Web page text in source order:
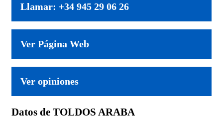
Llamar: +34 945 29 06 26
Ver Página Web
Ver opiniones
Datos de TOLDOS ARABA